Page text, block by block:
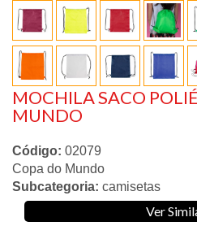
MOCHILA SACO
MUNDO
Código: 02079
Copa do Mundo
Subcategoria: camisetas
Ver